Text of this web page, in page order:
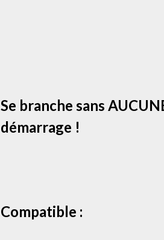
Se branche sans
démarrage !
Compatible :